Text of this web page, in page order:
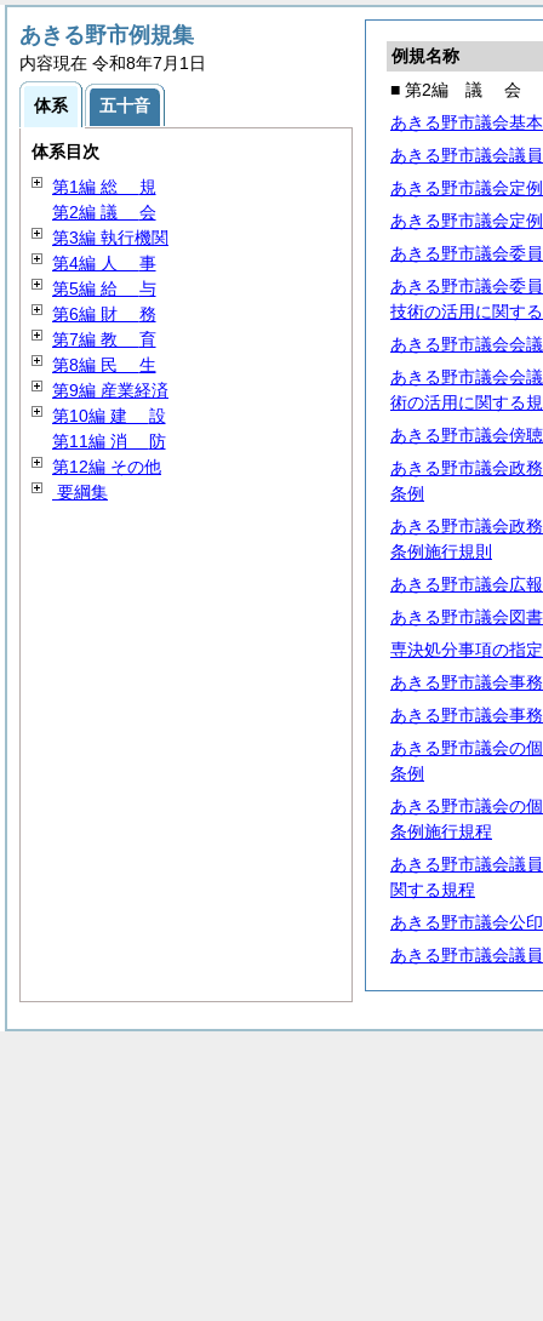
例規名称
■ 第2編 議 会
あきる野市議会基
あきる野市議会議
あきる野市議会定
あきる野市議会定
あきる野市議会委
あきる野市議会委
技術の活用に関す
あきる野市議会会
あきる野市議会会
術の活用に関する
あきる野市議会傍
あきる野市議会政
条例
あきる野市議会政
条例施行規則
あきる野市議会広
あきる野市議会図
専決処分事項の指
あきる野市議会事
あきる野市議会事
あきる野市議会の
条例
あきる野市議会の
条例施行規程
あきる野市議会議
関する規程
あきる野市議会公
あきる野市議会議
あきる野市例規集
内容現在 令和8年7月1日
体系 五十音
体系目次
第1編 総 規
第2編 議 会
第3編 執行機関
第4編 人 事
第5編 給 与
第6編 財 務
第7編 教 育
第8編 民 生
第9編 産業経済
第10編 建 設
第11編 消 防
第12編 その他
要綱集